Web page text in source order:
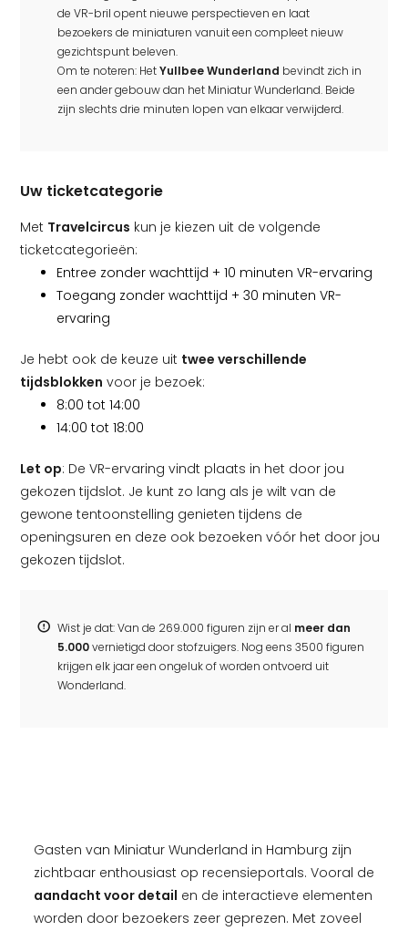
de VR-bril opent nieuwe perspectieven en laat
bezoekers de miniaturen vanuit een compleet nieuw
gezichtspunt beleven.
Om te noteren: HetYullbee Wunderland bevindt zich in
een ander gebouw dan het Miniatur Wunderland. Beide
zijn slechts drie minuten lopen van elkaar verwijderd.
Uw ticketcategorie
Met Travelcircus kun je kiezen uit de volgende
ticketcategorieën:
Entree zonder wachttijd + 10 minuten VR-ervaring
Toegang zonder wachttijd + 30 minuten VR-
ervaring
Je hebt ook de keuze uit twee verschillende
tijdsblokken voor je bezoek:
8:00 tot 14:00
14:00 tot 18:00
Let op: De VR-ervaring vindt plaats in het door jou
gekozen tijdslot. Je kunt zo lang als je wilt van de
gewone tentoonstelling genieten tijdens de
openingsuren en deze ook bezoeken vóór het door jou
gekozen tijdslot.
Wist je dat: Van de 269.000 figuren zijn er al meer dan
5.000vernietigd door stofzuigers. Nog eens 3500 figuren
krijgen elk jaar een ongeluk of worden ontvoerd uit
Wonderland.
Gasten van Miniatur Wunderland in Hamburg zijn
zichtbaar enthousiast op recensieportals. Vooral de
aandacht voor detail en de interactieve elementen
worden door bezoekers zeer geprezen. Met zoveel